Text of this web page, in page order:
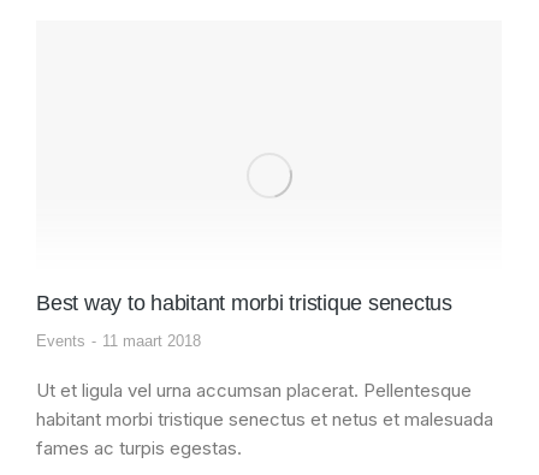
Best way to habitant morbi tristique senectus
Events 11 maart 2018
Ut et ligula vel urna accumsan placerat. Pellentesque
habitant morbi tristique senectus et netus et malesuada
fames ac turpis egestas.